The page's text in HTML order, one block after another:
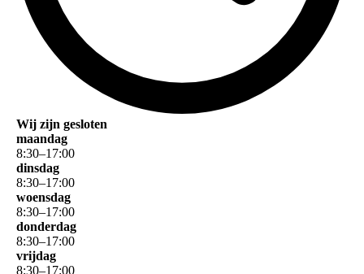
Wij zijn gesloten
maandag
8:30–17:00
dinsdag
8:30–17:00
woensdag
8:30–17:00
donderdag
8:30–17:00
vrijdag
8:30–17:00